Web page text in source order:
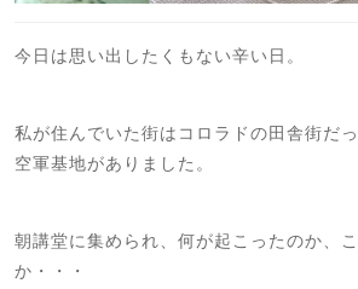
今日は思い出したくもない辛い日。
私が住んでいた街はコロラドの田舎街だ
空軍基地がありました。
朝講堂に集められ、何が起こったのか、
か・・・